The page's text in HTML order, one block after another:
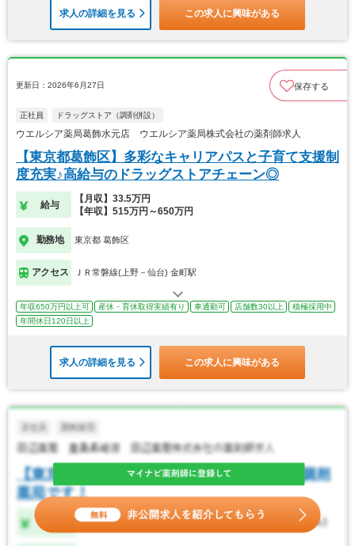
求人の詳細を見る この求人に興味がある
更新日：2026年6月27日 保存する
正社員 ドラッグストア（調剤併設）
ウエルシア薬局葛飾水元店 ウエルシア薬局株式会社の薬剤師求人
【東京都葛飾区】多彩なキャリアパスと子育て支援制
度充実♪高給与のドラッグストアチェーン◎
給与
【月収】33.5万円
【年収】515万円～650万円
勤務地 東京都 葛飾区
アクセス ＪＲ常磐線(上野－仙台) 金町駅
年収650万円以上可 産休・育休取得実績有り 車通勤可 店舗数30以上
積極採用中
年間休日120日以上
求人の詳細を見る この求人に興味がある